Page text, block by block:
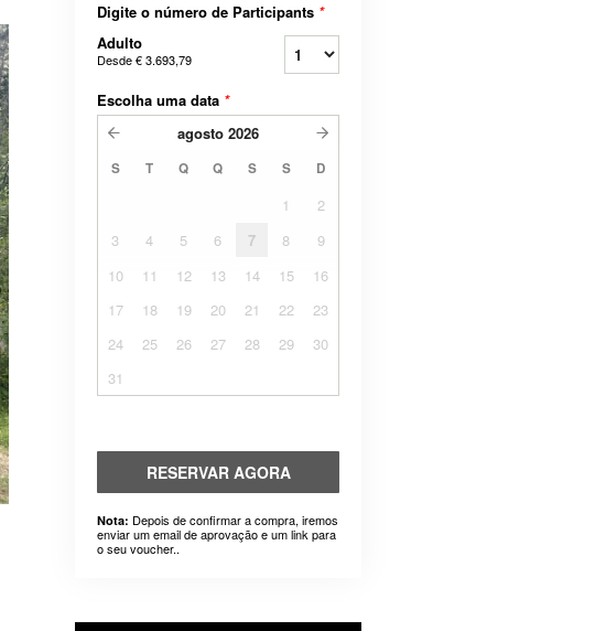
Digite o número de Participants *
Adulto
Desde€ 3.693,79
Escolha uma data *
agosto 2026
S T Q Q S S D
1
2
3
4 5 6 7 8
9
10
11 12 13 14 15
16
17
18 19 20 21 22
23
24
25 26 27 28 29
30
31
RESERVAR AGORA
Nota: Depois de confirmar a compra, iremos
enviar um email de aprovação e um link para
o seu voucher..